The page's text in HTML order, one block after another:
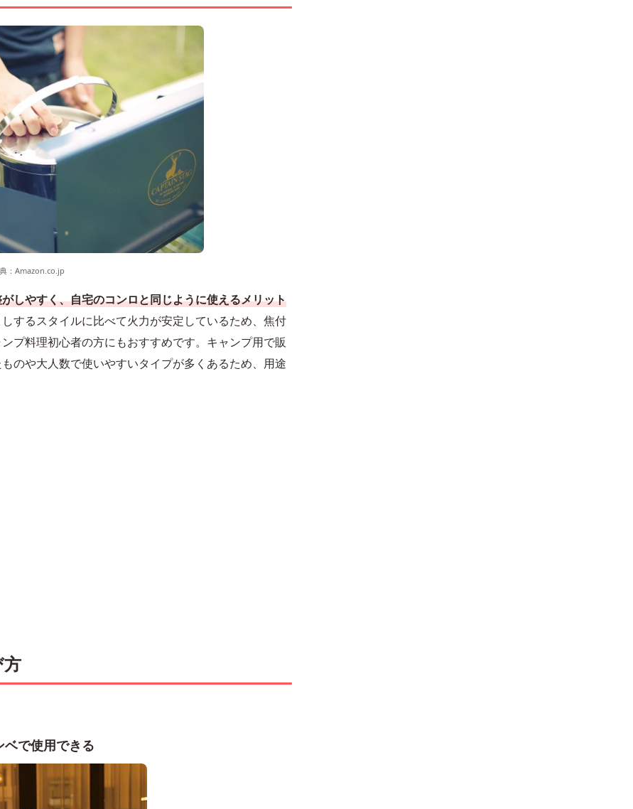
： Amazon.co.jp
しやすく、自宅のコンロと同じように使えるメリット
するスタイルに比べて火力が安定しているため、焦付
プ料理初心者の方にもおすすめです。キャンプ用で販
のや大人数で使いやすいタイプが多くあるため、用途
で使用できる